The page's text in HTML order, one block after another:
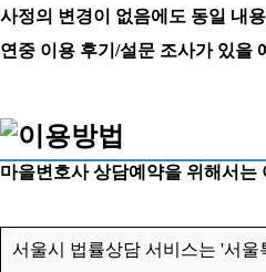
사정의 변경이 없음에도 동일 내
연중 이용 후기/설문 조사가 있을
마을변호사 상담예약을 위해서
서울시 법률상담 서비스는 '서